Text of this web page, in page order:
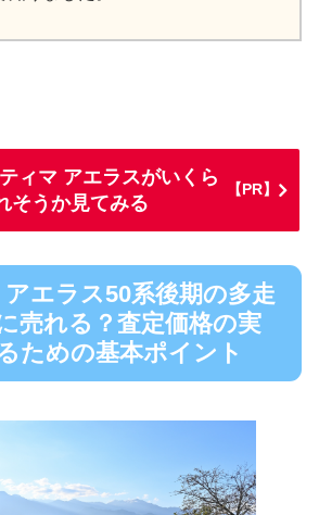
ィマ アエラスがいくら
そうか見てみる
【PR】
エラス50系後期の多走
売れる？査定価格の実
ための基本ポイント